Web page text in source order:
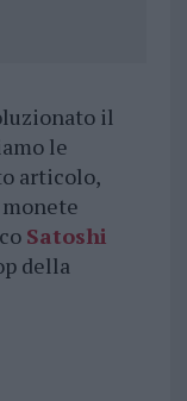
il
le
articolo,
Satoshi
della